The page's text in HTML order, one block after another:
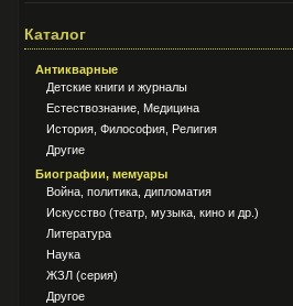
Каталог
Антикварные
Детские книги и журналы
Естествознание, Медицина
История, Философия, Религия
Другие
Биографии, мемуары
Война, политика, дипломатия
Искусство (театр, музыка, кино и др.)
Литература
Наука
ЖЗЛ (серия)
Другое